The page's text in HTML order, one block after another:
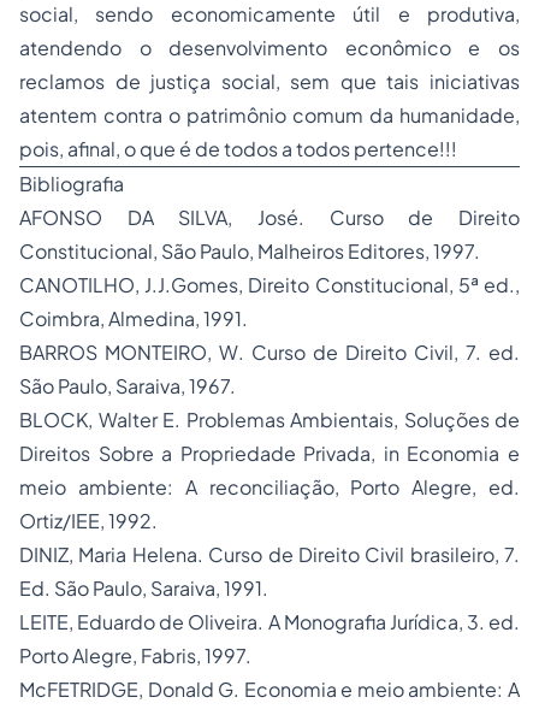
social, sendo economicamente útil e produtiva,
atendendo o desenvolvimento econômico e os
reclamos de justiça social, sem que tais iniciativas
atentem contra o patrimônio comum da humanidade,
pois, afinal, o que é de todos a todos pertence!!!
Bibliografia
AFONSO DA SILVA, José. Curso de Direito
Constitucional, São Paulo, Malheiros Editores, 1997.
CANOTILHO, J.J.Gomes, Direito Constitucional, 5ª ed.,
Coimbra, Almedina, 1991.
BARROS MONTEIRO, W. Curso de Direito Civil, 7. ed.
São Paulo, Saraiva, 1967.
BLOCK, Walter E. Problemas Ambientais, Soluções de
Direitos Sobre a Propriedade Privada, in Economia e
meio ambiente: A reconciliação, Porto Alegre, ed.
Ortiz/IEE, 1992.
DINIZ, Maria Helena. Curso de Direito Civil brasileiro, 7.
Ed. São Paulo, Saraiva, 1991.
LEITE, Eduardo de Oliveira. A Monografia Jurídica, 3. ed.
Porto Alegre, Fabris, 1997.
McFETRIDGE, Donald G. Economia e meio ambiente: A